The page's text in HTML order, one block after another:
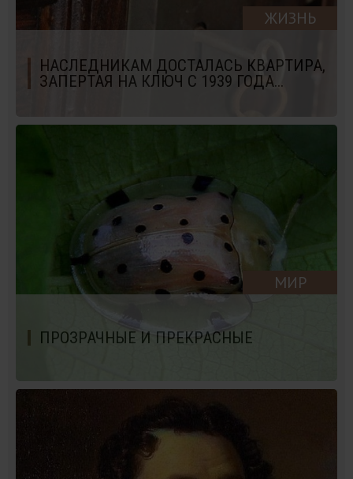
ЖИЗНЬ
НАСЛЕДНИКАМ ДОСТАЛАСЬ КВАРТИРА,
ЗАПЕРТАЯ НА КЛЮЧ С 1939 ГОДА...
МИР
ПРОЗРАЧНЫЕ И ПРЕКРАCНЫЕ